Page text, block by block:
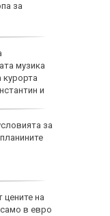
за
музика
курорта
и
за
цените на
в евро